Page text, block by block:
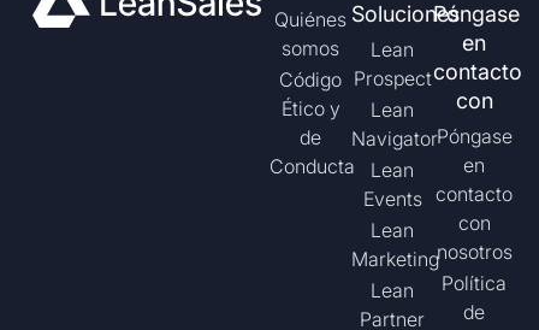
Quiénes
somos
Código
Ético y
de
Conducta
Soluciones
Lean
Prospect
Lean
Navigator
Lean
Events
Lean
Marketing
Lean
Partner
Póngase
en
contacto
con
Póngase
en
contacto
con
nosotros
Política
de